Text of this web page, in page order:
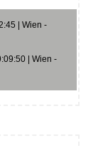
| Wien -
| Wien -